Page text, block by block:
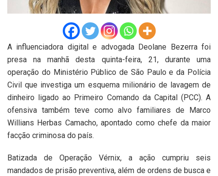
A influenciadora digital e advogada Deolane Bezerra foi
presa na manhã desta quinta-feira, 21, durante uma
operação do Ministério Público de São Paulo e da Polícia
Civil que investiga um esquema milionário de lavagem de
dinheiro ligado ao Primeiro Comando da Capital (PCC). A
ofensiva também teve como alvo familiares de Marco
Willians Herbas Camacho, apontado como chefe da maior
facção criminosa do país.
Batizada de Operação Vérnix, a ação cumpriu seis
mandados de prisão preventiva, além de ordens de busca e